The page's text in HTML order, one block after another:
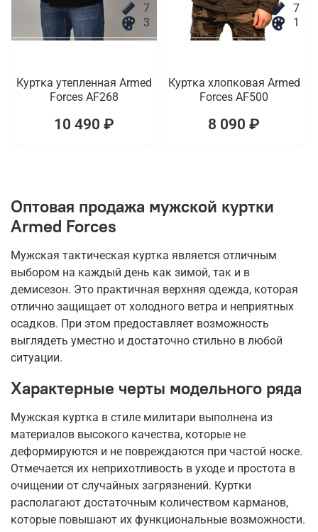
7
3
Куртка утепленная Armed
Forces AF268
10 490 ₽
7
1
Куртка хлопковая Armed
Forces AF500
8 090 ₽
Оптовая продажа мужской куртки
Armed Forces
Мужская тактическая куртка является отличным
выбором на каждый день как зимой, так и в
демисезон. Это практичная верхняя одежда, которая
отлично защищает от холодного ветра и неприятных
осадков. При этом предоставляет возможность
выглядеть уместно и достаточно стильно в любой
ситуации.
Характерные черты модельного ряда
Мужская куртка в стиле милитари выполнена из
материалов высокого качества, которые не
деформируются и не повреждаются при частой носке.
Отмечается их неприхотливость в уходе и простота в
очищении от случайных загрязнений. Куртки
располагают достаточным количеством карманов,
которые повышают их функциональные возможности.